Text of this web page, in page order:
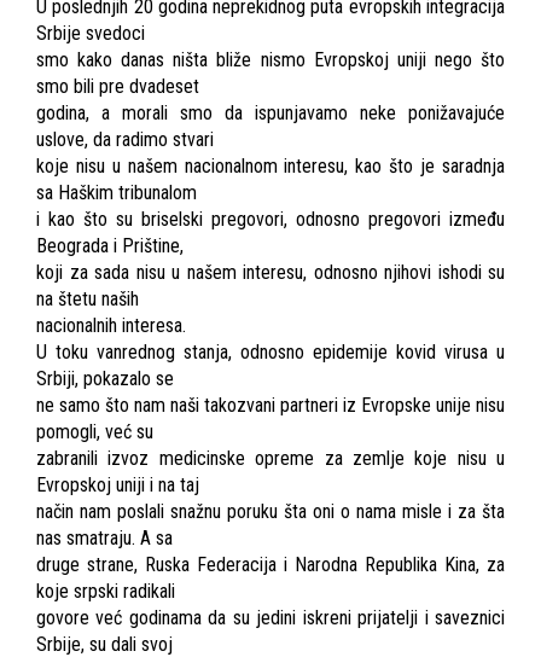
U poslednjih 20 godina neprekidnog puta evropskih integracija
Srbije svedoci
smo kako danas ništa bliže nismo Evropskoj uniji nego što
smo bili pre dvadeset
godina, a morali smo da ispunjavamo neke ponižavajuće
uslove, da radimo stvari
koje nisu u našem nacionalnom interesu, kao što je saradnja
sa Haškim tribunalom
i kao što su briselski pregovori, odnosno pregovori između
Beograda i Prištine,
koji za sada nisu u našem interesu, odnosno njihovi ishodi su
na štetu naših
nacionalnih interesa.
U toku vanrednog stanja, odnosno epidemije kovid virusa u
Srbiji, pokazalo se
ne samo što nam naši takozvani partneri iz Evropske unije nisu
pomogli, već su
zabranili izvoz medicinske opreme za zemlje koje nisu u
Evropskoj uniji i na taj
način nam poslali snažnu poruku šta oni o nama misle i za šta
nas smatraju. A sa
druge strane, Ruska Federacija i Narodna Republika Kina, za
koje srpski radikali
govore već godinama da su jedini iskreni prijatelji i saveznici
Srbije, su dali svoj